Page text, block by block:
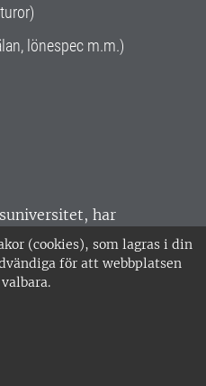
(cookies), som lagras i din
för att webbplatsen
lönespec m.m.)
har
Huvudorter är
SLU är
14001. •
2817 •
av